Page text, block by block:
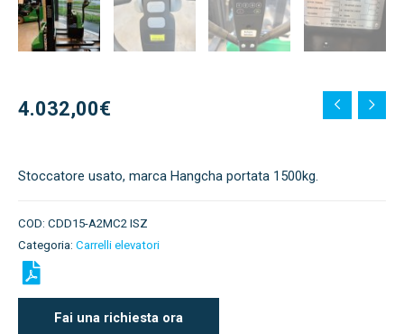
4.032,00€
Stoccatore usato, marca Hangcha portata 1500kg.
COD: CDD15-A2MC2 ISZ
Categoria: Carrelli elevatori
Fai una richiesta ora